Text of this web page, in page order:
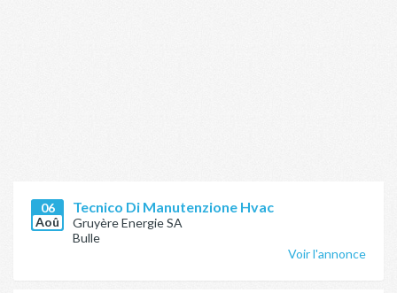
06
Aoû
Tecnico Di Manutenzione Hvac
Gruyère Energie SA
Bulle
Voir l'annonce